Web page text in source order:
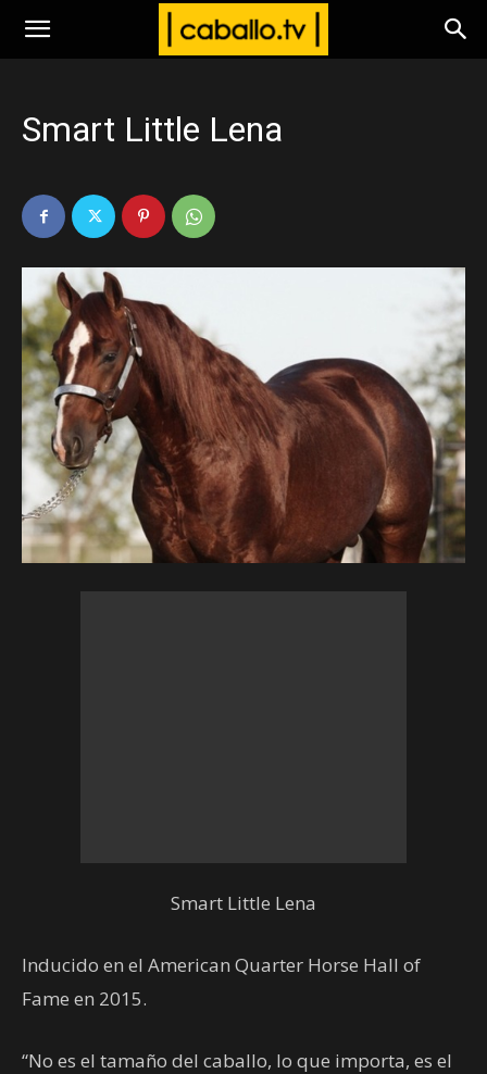
www.caballo.tv
Smart Little Lena
Smart Little Lena
Inducido en el American Quarter Horse Hall of
Fame en 2015.
“No es el tamaño del caballo, lo que importa, es el